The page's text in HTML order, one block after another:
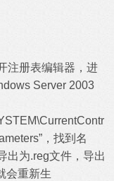
注册表编辑器，进
Server 2003
，找到名
出为.reg文件，导出
会重新生